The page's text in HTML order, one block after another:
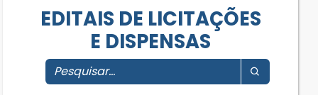
EDITAIS DE LICITAÇÕES
E DISPENSAS